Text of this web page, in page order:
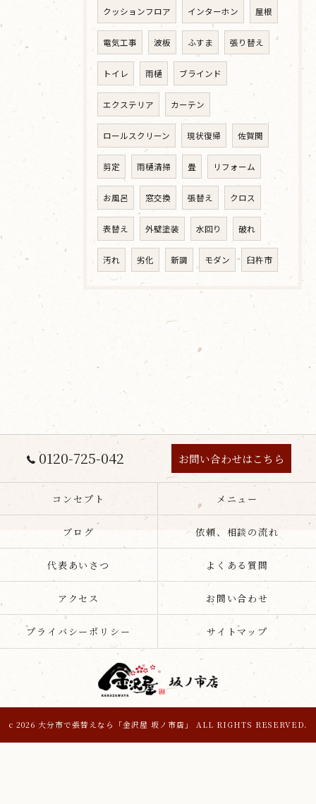
クッションフロア インターホン 屋根
電気工事 波板 ふすま 張り替え
トイレ 雨樋 ブラインド
エクステリア カーテン
ロールスクリーン 現状復帰 佐賀関
剪定 雨樋清掃 畳 リフォーム
お風呂 窓交換 張替え クロス
表替え 外壁塗装 水回り 破れ
汚れ 劣化 新調 モダン 臼杵市
0120-725-042 お問い合わせはこちら
コンセプト メニュー
ブログ 依頼、相談の流れ
代表あいさつ よくある質問
アクセス お問い合わせ
プライバシーポリシー サイトマップ
c 2026 大分市で張替えなら「金沢屋 坂ノ市店」 ALL RIGHTS RESERVED.